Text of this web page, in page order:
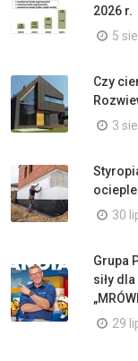
2026 r.
5
Czy
3
30
Grupa
siły
29